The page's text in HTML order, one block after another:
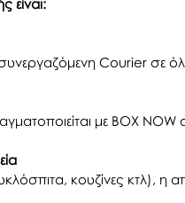
είναι:
Courier σε
με BOX
κουζίνες κτλ), η